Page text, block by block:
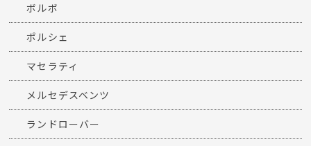
ボルボ
ポルシェ
マセラティ
メルセデスベンツ
ランドローバー